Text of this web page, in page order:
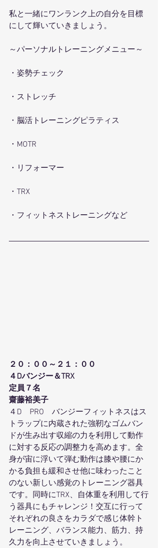
私と一緒にワンランク上の自分を目標
にして輝いていきましょう。
～パーソナルトレーニングメニュー～
・姿勢チェック
・ストレッチ
・脳活トレーニングピラティス
・MOTR
・リフォーマー
・TRX
・フィットネストレーニングなど
２０：００～２１：００
４Dバンジー＆TRX
定員７名
齋藤裕美子
４D　PRO　バンジーフィットネスはス
トラップに内蔵された強靭なゴムバン
ドが生み出す収縮の力を利用して動作
に対する反応の調整力を高めます。全
身が宙に浮いて弾む動作は膝や腰にか
かる負担も緩和させ他に味わったこと
のない新しい感覚のトレーニング器具
です。同時にTRX、自体重を利用して行
う器具にもチャレンジ！交互に行って
それぞれの良さをカラダで感じ体幹ト
レーニング、バランス能力、筋力、持
久力を向上させていきましょう。